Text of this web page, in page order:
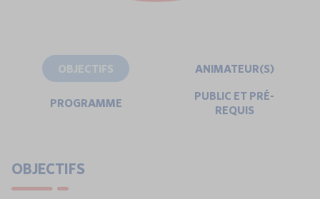
OBJECTIFS ANIMATEUR(S)
PROGRAMME
PUBLIC ET PRÉ-
REQUIS
OBJECTIFS